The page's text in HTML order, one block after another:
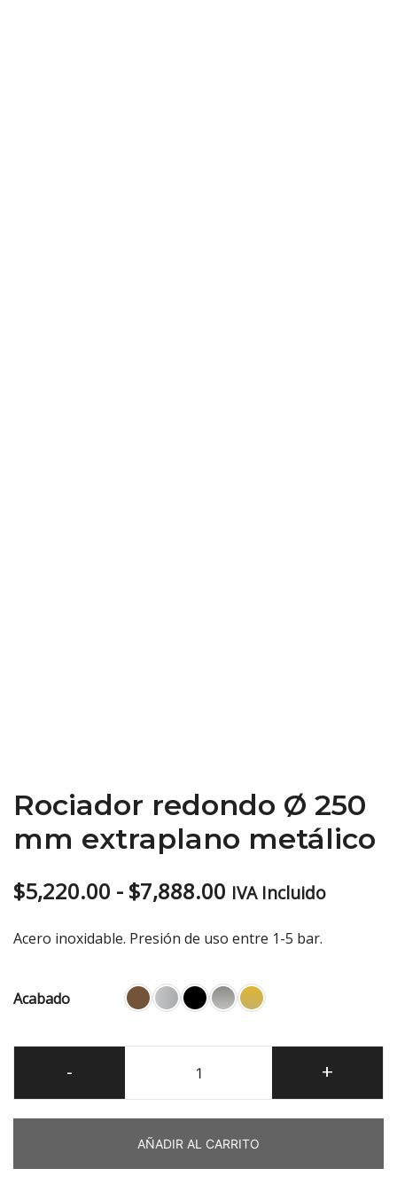
Rociador redondo Ø 250
mm extraplano metálico
$5,220.00 - $7,888.00 Rango
desde
$7,888.00
IVA Incluido
Acero inoxidable. Presión de uso entre 1-5 bar.
Acabado
-
redondo
mm
extraplano
+
AÑADIR AL CARRITO